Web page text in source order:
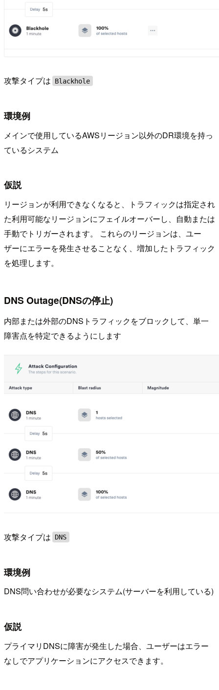
攻撃タイプは Blackhole
環境例
メインで使用しているAWSリージョン以外のDR環境を持っ
ているシステム
仮説
リージョンが利用できなくなると、トラフィックは指定され
た利用可能なリージョンにフェイルオーバーし、自動または
手動でトリガーされます。 これらのリージョンは、ユー
ザーにエラーを発生させることなく、増加したトラフィック
を処理します。
DNS Outage(DNSの停止)
内部または外部のDNSトラフィックをブロックして、単一
障害点を特定できるようにします
攻撃タイプは DNS
環境例
DNS問い合わせが必要なシステム(サーバーを利用している)
仮説
プライマリDNSに障害が発生した場合、ユーザーはエラー
なしでアプリケーションにアクセスできます。